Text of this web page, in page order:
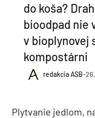
do koša?
bioodpad nie
v bioplynovej
kompostárni
redakcia ASB-
Plytvanie jedlom,